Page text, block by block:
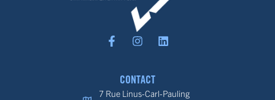
CONTACT
7 Rue Linus-Carl-Pauling